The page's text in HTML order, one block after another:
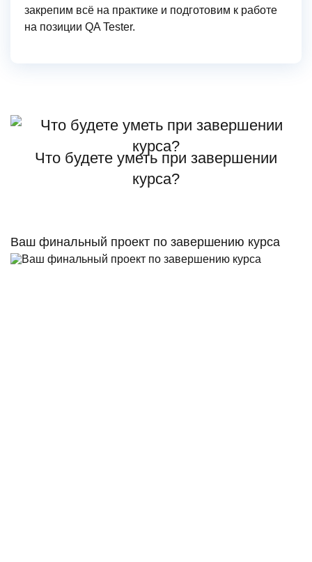
закрепим всё на практике и подготовим к работе
на позиции QA Tester.
Что будете уметь при завершении
курса?
Ваш финальный проект по завершению курса